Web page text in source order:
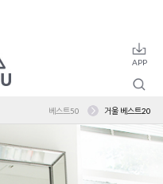
베스트50 거울 베스트20